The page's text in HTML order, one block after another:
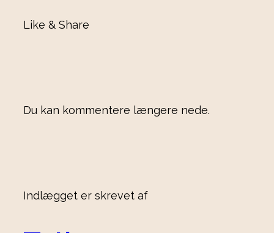
Like & Share
Du kan kommentere længere nede.
Indlægget er skrevet af